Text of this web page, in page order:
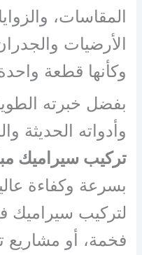
المقاسات،
الأرضيات
وكأنها قطعة
بفضل خبرته
وأدواته الحديثة
تركيب سيراميك
بسرعة وكفاءة
لتركيب سيراميك
فخمة، أو مشاريع